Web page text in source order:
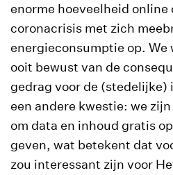
enorme hoeveelheid online
coronacrisis met zich
energieconsumptie op. We
ooit bewust van de
gedrag voor de
een andere kwestie: we
om data en inhoud gratis
geven, wat betekent dat
zou interessant zijn voor